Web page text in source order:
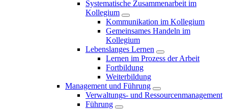
Systematische Zusammenarbeit im
Kollegium
Kommunikation im Kollegium
Gemeinsames Handeln im
Kollegium
Lebenslanges Lernen
Lernen im Prozess der Arbeit
Fortbildung
Weiterbildung
Management und Führung
Verwaltungs- und Ressourcenmanagement
Führung